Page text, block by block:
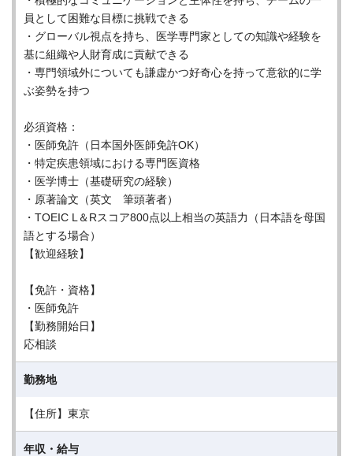
員として困難な目標に挑戦できる
・グローバル視点を持ち、医学専門家としての知識や経験を
基に組織や人財育成に貢献できる
・専門領域外についても謙虚かつ好奇心を持って意欲的に学
ぶ姿勢を持つ
必須資格：
・医師免許（日本国外医師免許OK）
・特定疾患領域における専門医資格
・医学博士（基礎研究の経験）
・原著論文（英文 筆頭著者）
・TOEIC L＆Rスコア800点以上相当の英語力（日本語を母国
語とする場合）
【歓迎経験】
【免許・資格】
・医師免許
【勤務開始日】
応相談
勤務地
【住所】東京
年収・給与